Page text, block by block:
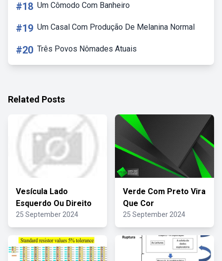
#18 Um Cômodo Com Banheiro
#19 Um Casal Com Produção De Melanina Normal
#20 Três Povos Nômades Atuais
Related Posts
Vesícula Lado
Esquerdo Ou Direito
25 September 2024
Verde Com Preto Vira
Que Cor
25 September 2024